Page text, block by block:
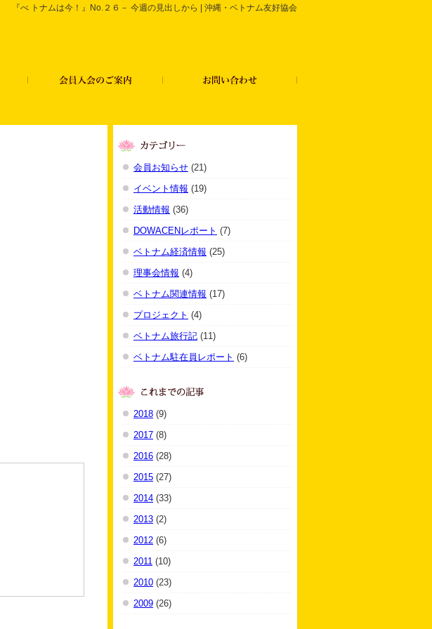
『べ トナムは今！』No.２６－ 今週の見出しから | 沖縄・ベトナム友好協会
会員お知らせ (21)
イベント情報 (19)
活動情報 (36)
DOWACENレポート (7)
ベトナム経済情報 (25)
理事会情報 (4)
ベトナム関連情報 (17)
プロジェクト (4)
ベトナム旅行記 (11)
ベトナム駐在員レポート (6)
2018 (9)
2017 (8)
2016 (28)
2015 (27)
2014 (33)
2013 (2)
2012 (6)
2011 (10)
2010 (23)
2009 (26)